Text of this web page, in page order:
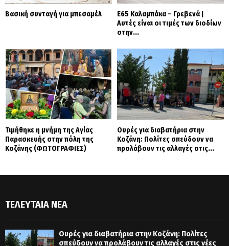
Βασική συνταγή για μπεσαμέλ
Ε65 Καλαμπάκα – Γρεβενά |
Αυτές είναι οι τιμές των διοδίων
στην...
Τιμήθηκε η μνήμη της Αγίας
Παρασκευής στην πόλη της
Κοζάνης (ΦΩΤΟΓΡΑΦΙΕΣ)
Ουρές για διαβατήρια στην
Κοζάνη: Πολίτες σπεύδουν να
προλάβουν τις αλλαγές στις...
ΤΕΛΕΥΤΑΊΑ ΝΈΑ
Ουρές για διαβατήρια στην Κοζάνη: Πολίτες
σπεύδουν να προλάβουν τις αλλαγές στις νέες